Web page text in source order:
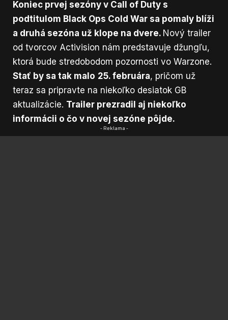
Koniec prvej sezóny v Call of Duty s
podtitulom Black Ops Cold War sa pomaly blíži
a druhá sezóna už klope na dvere. Nový trailer
od tvorcov Activision nám predstavuje džungľu,
ktorá bude stredobodom pozornosti vo Warzone.
Stať by sa tak malo 25. februára, pričom už
teraz sa pripravte na niekoľko desiatok GB
aktualizácie. Trailer prezradil aj niekoľko
informácii o čo v novej sezóne pôjde.
- Reklama -